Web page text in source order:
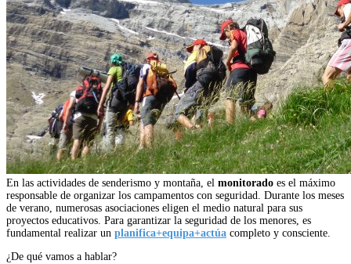
En las actividades de senderismo y montaña, el monitorado es el máximo
responsable de organizar los campamentos con seguridad. Durante los meses
de verano, numerosas asociaciones eligen el medio natural para sus
proyectos educativos. Para garantizar la seguridad de los menores, es
fundamental realizar un planifica+equipa+actúa completo y consciente.
¿De qué vamos a hablar?